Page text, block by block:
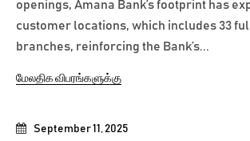
September 11, 2025
openings, Amana Bank’s footprint has
customer locations, which includes 33
branches, reinforcing the Bank’s...
மேலதிக விபரங்களுக்கு